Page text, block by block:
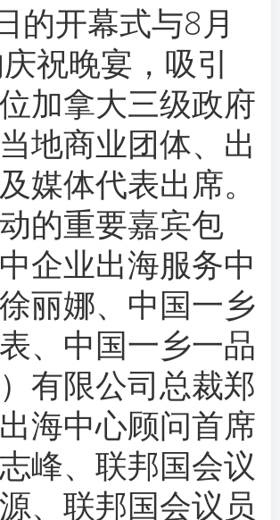
的开幕式与8月
祝晚宴，吸引
加拿大三级政府
地商业团体、出
媒体代表出席。
的重要嘉宾包
企业出海服务中
丽娜、中国一乡
、中国一乡一品
）有限公司总裁郑
海中心顾问首席
峰、联邦国会议
、联邦国会议员